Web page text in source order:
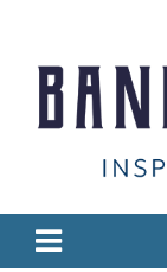
content
Bandvan